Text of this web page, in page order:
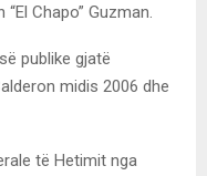
Chapo” Guzman.
publike gjatë
midis 2006 dhe
të Hetimit nga